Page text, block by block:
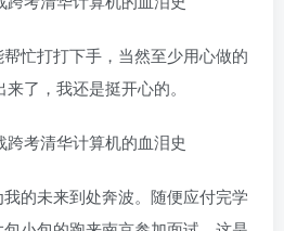
忙打打下手，当然至少用心做的
了，我还是挺开心的。
的未来到处奔波。随便应付完学